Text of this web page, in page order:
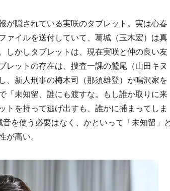
隠されている実咲のタブレット。実は心春
ァイルを送付していて、葛城（玉木宏）は真
しかしタブレットは、現在実咲と仲の良い友
ットの存在は、捜査一課の鷲尾（山田キヌ
、新人刑事の梅木司（那須雄登）が鳴沢家を
「未知留、誰にも渡すな。もし誰か取りに来
を持って逃げ出すも、誰かに捕まってしま
を使う必要はなく、かといって「未知留」と
高い。